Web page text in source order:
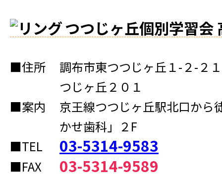
つつじヶ丘個別学習会
■住所
調布市東つつじヶ丘１-２-２
つじヶ丘２０１
■案内
京王線つつじヶ丘駅北口か
かせ歯科」２F
■TEL
03-5314-9583
■FAX 03-5314-9589